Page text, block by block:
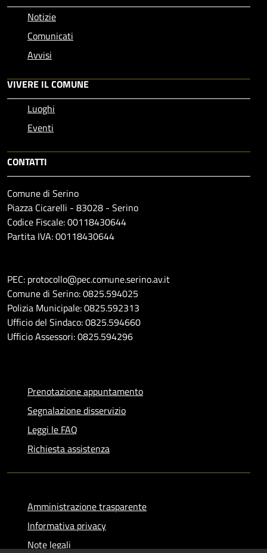
Notizie
Comunicati
Avvisi
VIVERE IL COMUNE
Luoghi
Eventi
CONTATTI
Comune di Serino
Piazza Cicarelli - 83028 - Serino
Codice Fiscale: 00118430644
Partita IVA: 00118430644
PEC: protocollo@pec.comune.serino.av.it
Comune di Serino: 0825.594025
Polizia Municipale: 0825.592313
Ufficio del Sindaco: 0825.594660
Ufficio Assessori: 0825.594296
Prenotazione appuntamento
Segnalazione disservizio
Leggi le FAQ
Richiesta assistenza
Amministrazione trasparente
Informativa privacy
Note legali